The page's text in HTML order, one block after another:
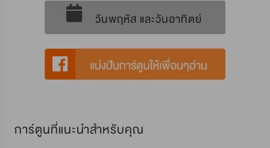
วันพฤหัส และวันอาทิตย์
การ์ตูนที่แนะนำสำหรับคุณ